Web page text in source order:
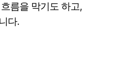
름을 막기도 하고,
다.